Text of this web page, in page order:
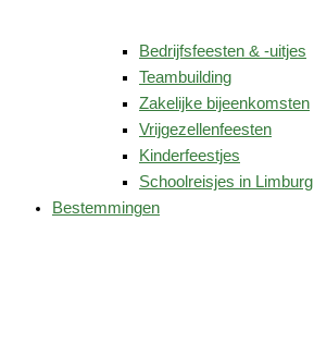
Bedrijfsfeesten & -uitjes
Teambuilding
Zakelijke bijeenkomsten
Vrijgezellenfeesten
Kinderfeestjes
Schoolreisjes in Limburg
Bestemmingen